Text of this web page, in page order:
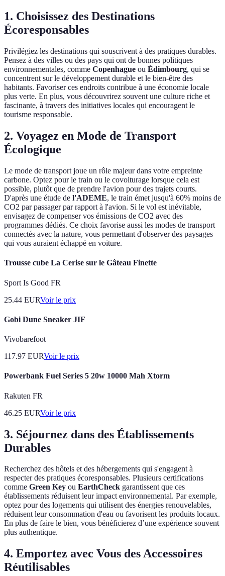
1. Choisissez des Destinations
Écoresponsables
Privilégiez les destinations qui souscrivent à des pratiques durables.
Pensez à des villes ou des pays qui ont de bonnes politiques
environnementales, comme Copenhague ou Édimbourg, qui se
concentrent sur le développement durable et le bien-être des
habitants. Favoriser ces endroits contribue à une économie locale
plus verte. En plus, vous découvrirez souvent une culture riche et
fascinante, à travers des initiatives locales qui encouragent le
tourisme responsable.
2. Voyagez en Mode de Transport
Écologique
Le mode de transport joue un rôle majeur dans votre empreinte
carbone. Optez pour le train ou le covoiturage lorsque cela est
possible, plutôt que de prendre l'avion pour des trajets courts.
D'après une étude de l'ADEME, le train émet jusqu'à 60% moins de
CO2 par passager par rapport à l'avion. Si le vol est inévitable,
envisagez de compenser vos émissions de CO2 avec des
programmes dédiés. Ce choix favorise aussi les modes de transport
connectés avec la nature, vous permettant d'observer des paysages
qui vous auraient échappé en voiture.
Trousse cube La Cerise sur le Gâteau Finette
Sport Is Good FR
25.44 EURVoir le prix
Gobi Dune Sneaker JIF
Vivobarefoot
117.97 EURVoir le prix
Powerbank Fuel Series 5 20w 10000 Mah Xtorm
Rakuten FR
46.25 EURVoir le prix
3. Séjournez dans des Établissements
Durables
Recherchez des hôtels et des hébergements qui s'engagent à
respecter des pratiques écoresponsables. Plusieurs certifications
comme Green Key ou EarthCheck garantissent que ces
établissements réduisent leur impact environnemental. Par exemple,
optez pour des logements qui utilisent des énergies renouvelables,
réduisent leur consommation d'eau ou favorisent les produits locaux.
En plus de faire le bien, vous bénéficierez d’une expérience souvent
plus authentique.
4. Emportez avec Vous des Accessoires
Réutilisables